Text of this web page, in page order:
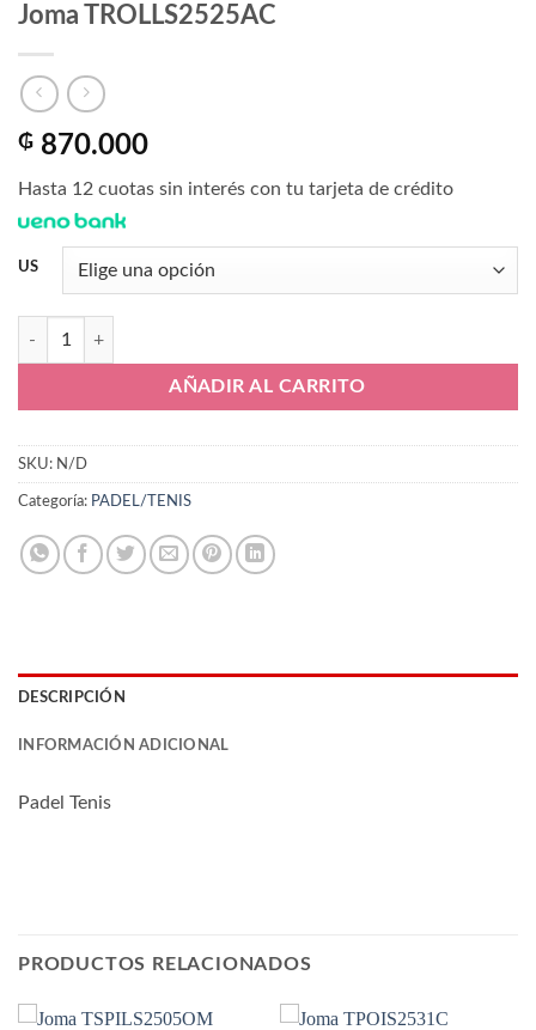
Joma TROLLS2525AC
₲ 870.000
Hasta 12 cuotas sin interés con tu tarjeta de crédito
US
Joma TROLLS2525AC cantidad
AÑADIR AL CARRITO
SKU: N/D
Categoría: PADEL/TENIS
DESCRIPCIÓN
INFORMACIÓN ADICIONAL
Padel Tenis
PRODUCTOS RELACIONADOS